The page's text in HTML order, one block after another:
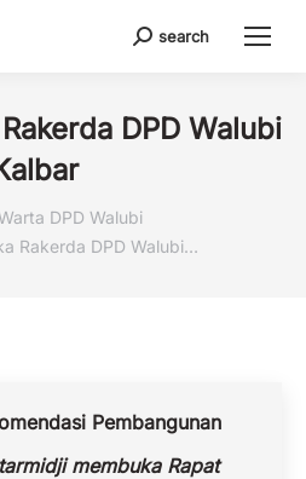
Search:
search
DPD Walubi
DPD Walubi
Rakerda DPD Walubi…
Pembangunan
membuka Rapat